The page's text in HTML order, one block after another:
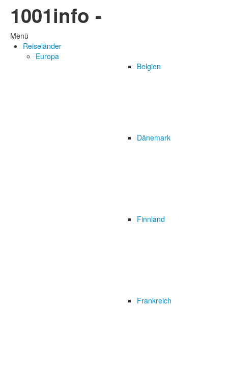
1001info -
Menü
Reiseländer
Europa
Belgien
Dänemark
Finnland
Frankreich